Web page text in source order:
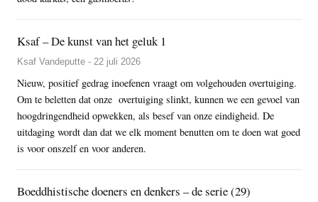
Ksaf – De kunst van het geluk 1
Ksaf Vandeputte - 22 juli 2026
Nieuw, positief gedrag inoefenen vraagt om volgehouden overtuiging.
Om te beletten dat onze overtuiging slinkt, kunnen we een gevoel van
hoogdringendheid opwekken, als besef van onze eindigheid. De
uitdaging wordt dan dat we elk moment benutten om te doen wat goed
is voor onszelf en voor anderen.
Boeddhistische doeners en denkers – de serie (29)